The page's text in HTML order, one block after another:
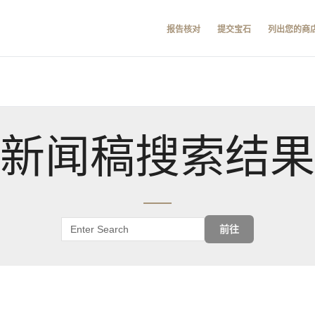
报告核对 提交宝石 列出您的商
新闻稿搜索结果
前往